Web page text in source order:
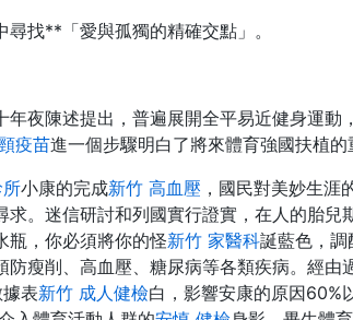
找**「愛與孤獨的精確交點」。
夜陳述提出，普遍展開全平易近健身運動
疫苗進一個步驟明白了將來體育強國扶植的
小康的完成新竹 高血壓 ，國民對美妙生涯
。迷信研討和列國實行證實，在人的胎
瓶，你必須將你的怪新竹 家醫科誕藍色，調
瘦削、高血壓、糖尿病等各類疾病。經
表新竹 成人健檢白，影響安康的原因60%